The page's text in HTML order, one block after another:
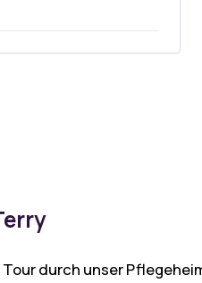
durch unser